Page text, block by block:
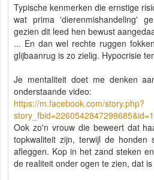
Typische kenmerken die ernstige
wat prima 'dierenmishandeling'
gezien dit leed hen bewust
... En dan wel rechte ruggen
glijbaanrug is zo zielig. Hypocrisie
Je mentaliteit doet me denken
onderstaande video:
https://m.facebook.com/story.php?
Ook zo'n vrouw die beweert dat
topkwaliteit zijn, terwijl de honden
afleggen. Kop in het zand steken
de realiteit onder ogen te zien, dat